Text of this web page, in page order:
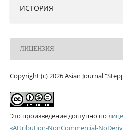
ИСТОРИЯ
ЛИЦЕНЗИЯ
Copyright (c) 2026 Asian Journal
Это произведение доступно по
«Attribution-NonCommercial-